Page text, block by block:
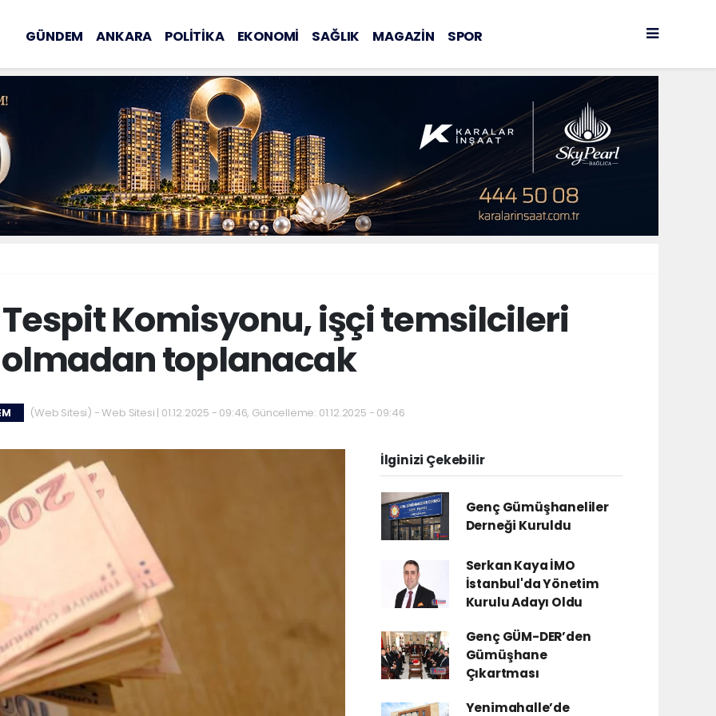
GÜNDEM ANKARA POLİTİKA EKONOMİ SAĞLIK MAGAZİN SPOR
Komisyonu, işçi temsilcileri
olmadan toplanacak
(Web Sitesi) - Web Sitesi | 01.12.2025 - 09:46, Güncelleme: 01.12.2025 - 09:46
İlginizi Çekebilir
Genç Gümüşhaneliler
Derneği Kuruldu
Serkan Kaya İMO
İstanbul'da Yönetim
Kurulu Adayı Oldu
Genç GÜM-DER’den
Gümüşhane
Çıkartması
Yenimahalle’de